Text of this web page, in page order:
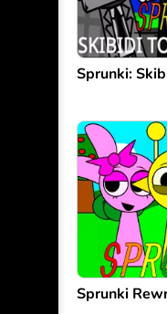
Sprunki:
Sprunki